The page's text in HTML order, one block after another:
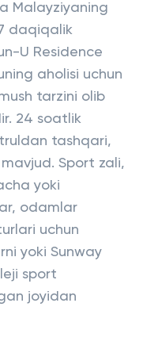
Malayziyaning
daqiqalik
U Residence
aholisi uchun
tarzini olib
24 soatlik
tashqari,
Sport zali,
yoki
odamlar
uchun
yoki Sunway
sport
joyidan